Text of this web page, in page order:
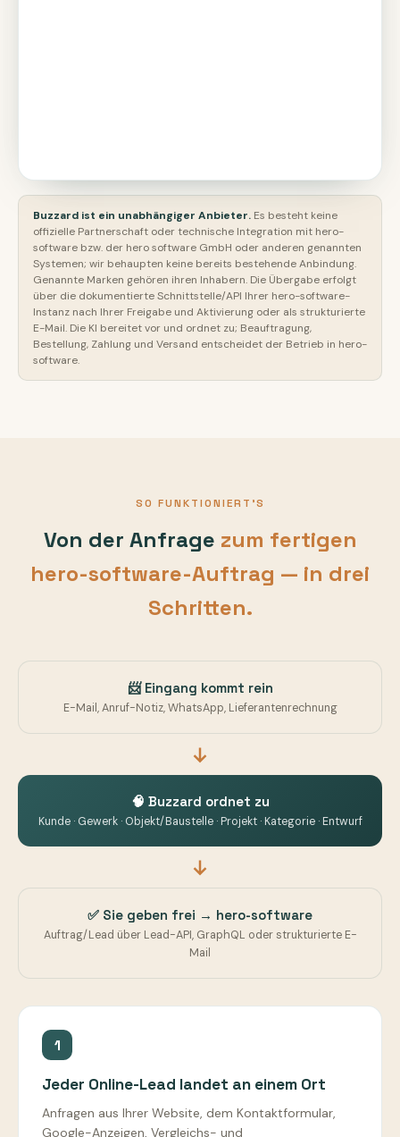
Buzzard ist ein unabhängiger Anbieter. Es besteht keine
offizielle Partnerschaft oder technische Integration mit hero-
software bzw. der hero software GmbH oder anderen genannten
Systemen; wir behaupten keine bereits bestehende Anbindung.
Genannte Marken gehören ihren Inhabern. Die Übergabe erfolgt
über die dokumentierte Schnittstelle/API Ihrer hero-software-
Instanz nach Ihrer Freigabe und Aktivierung oder als strukturierte
E-Mail. Die KI bereitet vor und ordnet zu; Beauftragung,
Bestellung, Zahlung und Versand entscheidet der Betrieb in hero-
software.
SO FUNKTIONIERT'S
Von der Anfrage zum fertigen
hero-software-Auftrag — in drei
Schritten.
📨 Eingang kommt rein
E-Mail, Anruf-Notiz, WhatsApp, Lieferantenrechnung
🧠 Buzzard ordnet zu
Kunde · Gewerk · Objekt/Baustelle · Projekt · Kategorie · Entwurf
✅ Sie geben frei → hero-software
Auftrag/Lead über Lead-API, GraphQL oder strukturierte E-
Mail
1
Jeder Online-Lead landet an einem Ort
Anfragen aus Ihrer Website, dem Kontaktformular,
Google-Anzeigen, Vergleichs- und